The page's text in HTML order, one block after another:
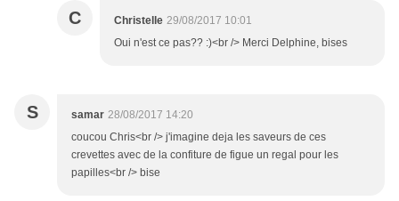
C Christelle 29/08/2017 10:01
Oui n'est ce pas?? :)<br /> Merci Delphine, bises
S samar 28/08/2017 14:20
coucou Chris<br /> j'imagine deja les saveurs de ces
crevettes avec de la confiture de figue un regal pour les
papilles<br /> bise